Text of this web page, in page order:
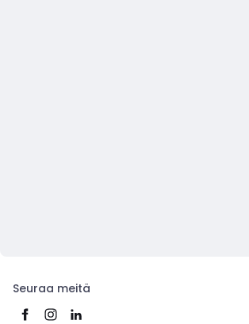
Seuraa meitä